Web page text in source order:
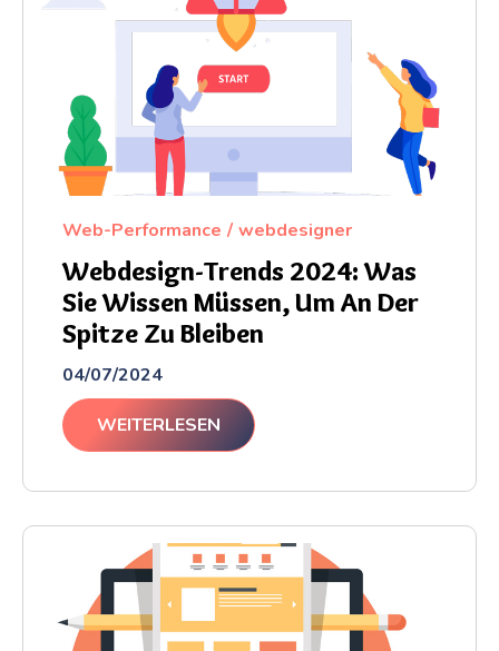
Webdesign-Trends 2024: Was
Sie Wissen Müssen, Um An Der
Spitze Zu Bleiben
04/07/2024
Web-Performance webdesigner
WEITERLESEN